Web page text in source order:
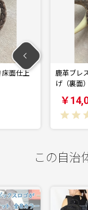
鹿革ブレスレット ※
げ（裏面）仕上げ※…
￥14,000
(
この自治